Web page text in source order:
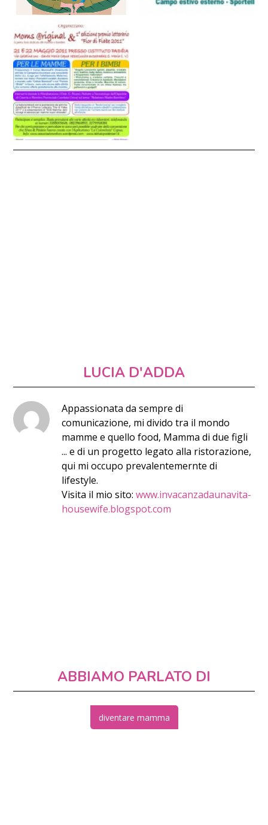
LUCIA D'ADDA
Appassionata da sempre di
comunicazione, mi divido tra il mondo
mamme e quello food, Mamma di due figli
... e di un progetto legato alla ristorazione,
qui mi occupo prevalentemernte di
lifestyle.
Visita il mio sito:www.invacanzadaunavita-
housewife.blogspot.com
ABBIAMO PARLATO DI
diventare mamma